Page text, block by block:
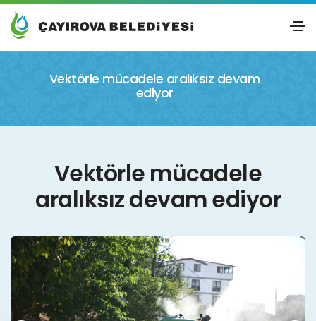
Vektörle mücadele aralıksız devam
ediyor
Vektörle mücadele
aralıksız devam ediyor